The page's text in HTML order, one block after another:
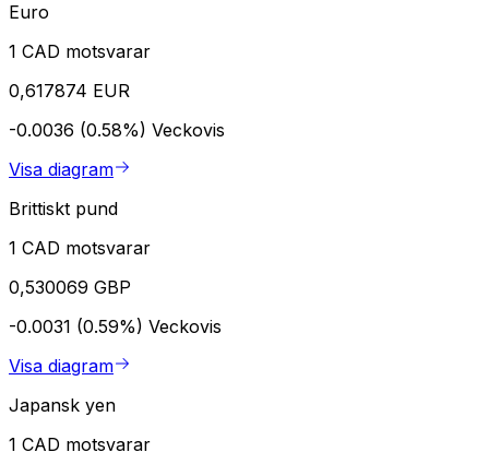
Euro
1 CAD motsvarar
0,617874 EUR
-0.0036 (0.58%) Veckovis
Visa diagram
Brittiskt pund
1 CAD motsvarar
0,530069 GBP
-0.0031 (0.59%) Veckovis
Visa diagram
Japansk yen
1 CAD motsvarar